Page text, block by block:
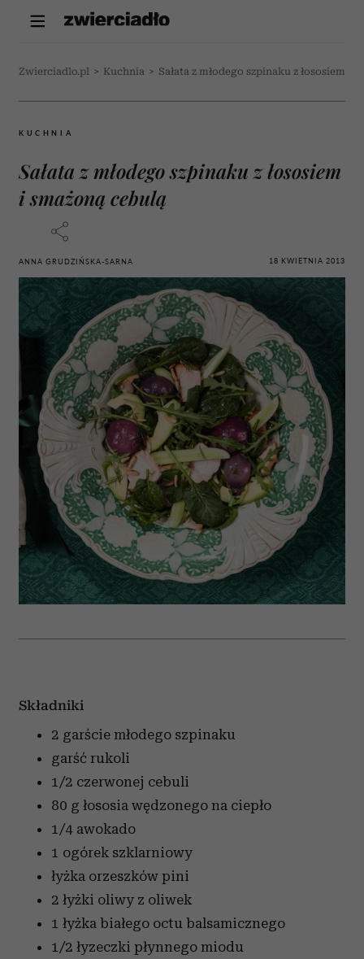
Zwierciadlo.pl > Kuchnia > Sałata z młodego szpinaku z łososiem i
KUCHNIA
Sałata z młodego szpinaku z łososiem
i smażoną cebulą
ANNA GRUDZIŃSKA-SARNA 18 KWIETNIA 2013
Składniki
2 garście młodego szpinaku
garść rukoli
1/2 czerwonej cebuli
80 g łososia wędzonego na ciepło
1/4 awokado
1 ogórek szklarniowy
łyżka orzeszków pini
2 łyżki oliwy z oliwek
1 łyżka białego octu balsamicznego
1/2 łyzeczki płynnego miodu